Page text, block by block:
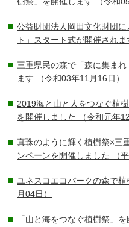
公益財団法人岡田文化財団
ト」スタート式が開催されま
三重県民の森で「森に集ま
ます （令和03年11月16日）
2019海と山と人をつなぐ植
を開催しました
（令和元年
真珠のように輝く植樹祭×三
ンペーンを開催しました
（
ユネスコエコパークの森で
月04日）
「山と海をつなぐ植樹祭」を